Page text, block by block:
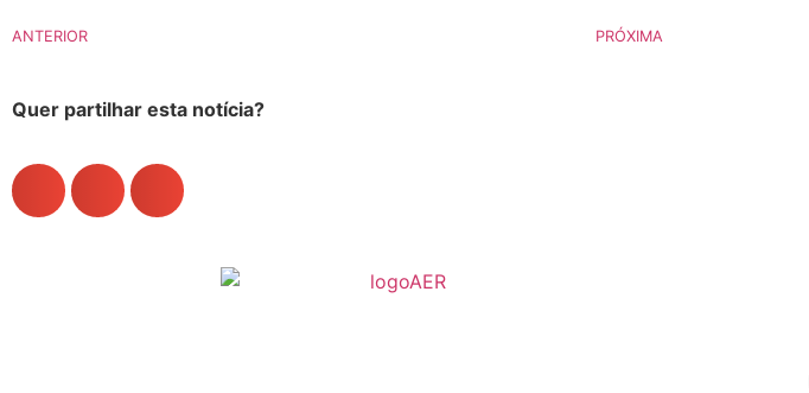
ANTERIOR PRÓXIMA
Quer partilhar esta notícia?